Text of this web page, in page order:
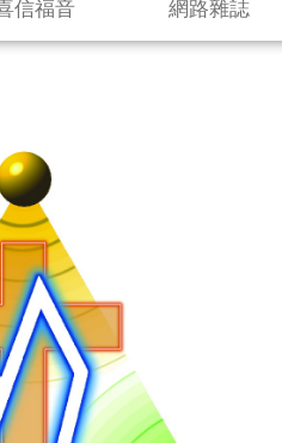
信福音 網路雜誌